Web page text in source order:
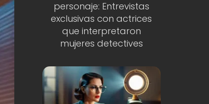
personaje: Entrevistas
exclusivas con actrices
que interpretaron
mujeres detectives